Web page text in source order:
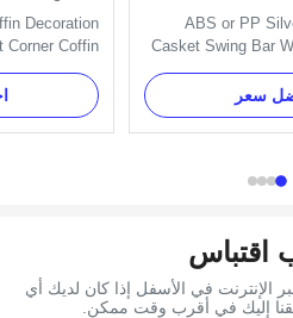
ABS or PP
Casket Swing Bar
handles ,8pcs
short bars. Item
Plastic (PP) and
سعر
Decoration
Corner Coffin
14kg Casket
wooden or
Competitive
اقتباس
الإنترنت في الأسفل إذا كان لديك أي
إليك في أقرب وقت ممكن.